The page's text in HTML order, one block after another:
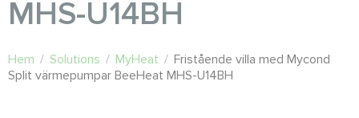
MHS-U14BH
Hem / Solutions / MyHeat / Fristående villa med Mycond
Split värmepumpar BeeHeat MHS-U14BH